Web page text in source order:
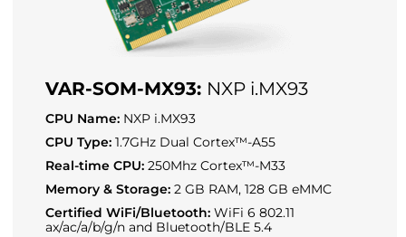
VAR-SOM-MX93: NXP i.MX93
CPU Name: NXP i.MX93
CPU Type: 1.7GHz Dual Cortex™-A55
Real-time CPU: 250Mhz Cortex™-M33
Memory & Storage: 2 GB RAM, 128 GB eMMC
Certified WiFi/Bluetooth: WiFi 6 802.11
ax/ac/a/b/g/n and Bluetooth/BLE 5.4